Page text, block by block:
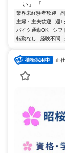
い」 「...
業界未経験者歓迎
主婦・主夫歓迎
週1
バイク通勤OK
シフ
転勤なし
経験不問
正